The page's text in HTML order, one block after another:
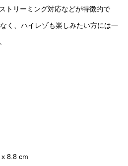
トリーミング対応などが特徴的で
く、ハイレゾも楽しみたい方には一
8.8 cm